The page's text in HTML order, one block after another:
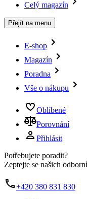
Celý magazín
Přejít na menu
E-shop
Magazín
Poradna
Vše o nákupu
Oblíbené
Porovnání
Přihlásit
Potřebujete poradit?
Zeptejte se našich
+420 380 831 830